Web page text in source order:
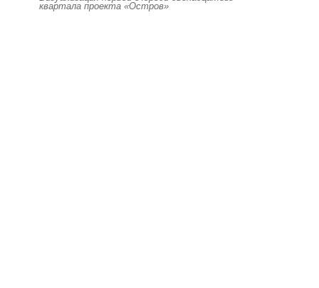
квартала проекта «Остров»